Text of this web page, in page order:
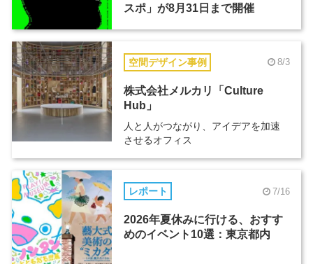
スポ」が8月31日まで開催
空間デザイン事例 8/3
株式会社メルカリ「Culture
Hub」
人と人がつながり、アイデアを加速
させるオフィス
レポート 7/16
2026年夏休みに行ける、おすす
めのイベント10選：東京都内